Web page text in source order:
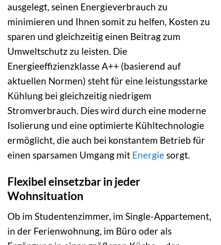
ausgelegt, seinen Energieverbrauch zu
minimieren und Ihnen somit zu helfen, Kosten zu
sparen und gleichzeitig einen Beitrag zum
Umweltschutz zu leisten. Die
Energieeffizienzklasse A++ (basierend auf
aktuellen Normen) steht für eine leistungsstarke
Kühlung bei gleichzeitig niedrigem
Stromverbrauch. Dies wird durch eine moderne
Isolierung und eine optimierte Kühltechnologie
ermöglicht, die auch bei konstantem Betrieb für
einen sparsamen Umgang mit Energie sorgt.
Flexibel einsetzbar in jeder
Wohnsituation
Ob im Studentenzimmer, im Single-Appartement,
in der Ferienwohnung, im Büro oder als